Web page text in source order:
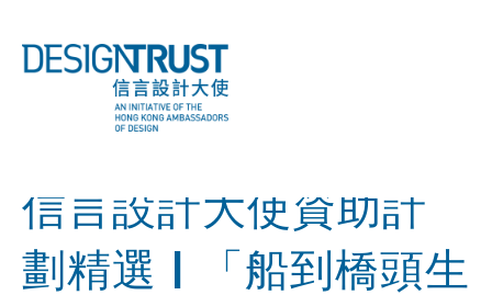
信言設計大使資助計
劃精選 | 「船到橋頭生